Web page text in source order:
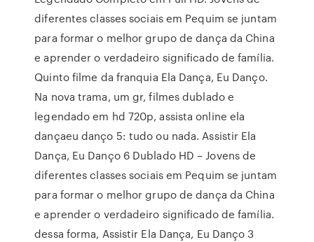
diferentes classes sociais em Pequim se juntam
para formar o melhor grupo de dança da China
e aprender o verdadeiro significado de família.
Quinto filme da franquia Ela Dança, Eu Danço.
Na nova trama, um gr, filmes dublado e
legendado em hd 720p, assista online ela
dançaeu danço 5: tudo ou nada. Assistir Ela
Dança, Eu Danço 6 Dublado HD – Jovens de
diferentes classes sociais em Pequim se juntam
para formar o melhor grupo de dança da China
e aprender o verdadeiro significado de família.
dessa forma, Assistir Ela Dança, Eu Danço 3